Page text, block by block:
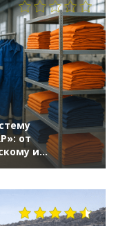
от
и
онлайн
ГК «В